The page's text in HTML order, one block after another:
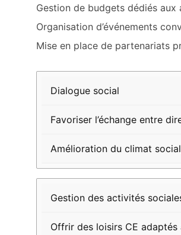
Gestion de budgets dédiés
Organisation d’événements
Mise en place de partenariats
Mission
Objectifs
Impact
Dialogue social
Favoriser l’échange entre
Amélioration du climat
Gestion des activités
Offrir des loisirs CE adaptés